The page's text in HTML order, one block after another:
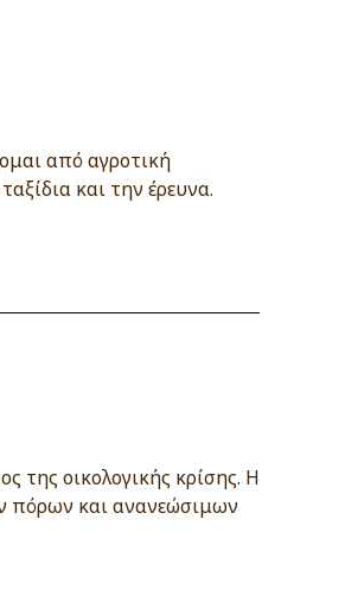
από αγροτική
και την έρευνα.
της οικολογικής κρίσης. Η
πόρων και ανανεώσιμων